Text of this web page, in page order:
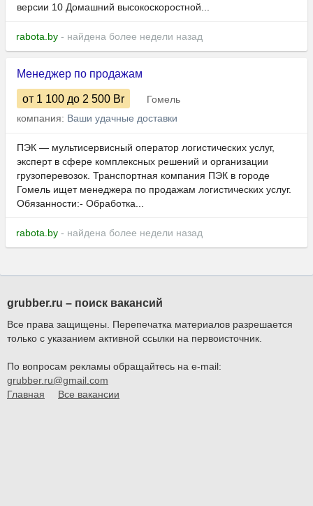
версии 10 Домашний высокоскоростной...
rabota.by - найдена более недели назад
Менеджер по продажам
от 1 100 до 2 500 Br
Гомель
компания: Ваши удачные доставки
ПЭК — мультисервисный оператор логистических услуг,
эксперт в сфере комплексных решений и организации
грузоперевозок. Транспортная компания ПЭК в городе
Гомель ищет менеджера по продажам логистических услуг.
Обязанности:- Обработка...
rabota.by - найдена более недели назад
grubber.ru – поиск вакансий
Все права защищены. Перепечатка материалов разрешается
только с указанием активной ссылки на первоисточник.
По вопросам рекламы обращайтесь на e-mail:
grubber.ru@gmail.com
Главная
Все вакансии